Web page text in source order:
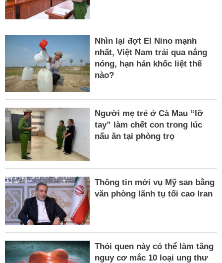
Nhìn lại đợt El Nino mạnh
nhất, Việt Nam trải qua nắng
nóng, hạn hán khốc liệt thế
nào?
Người mẹ trẻ ở Cà Mau “lỡ
tay” làm chết con trong lúc
nấu ăn tại phòng trọ
Thông tin mới vụ Mỹ san bằng
văn phòng lãnh tụ tối cao Iran
Thói quen này có thể làm tăng
nguy cơ mắc 10 loại ung thư